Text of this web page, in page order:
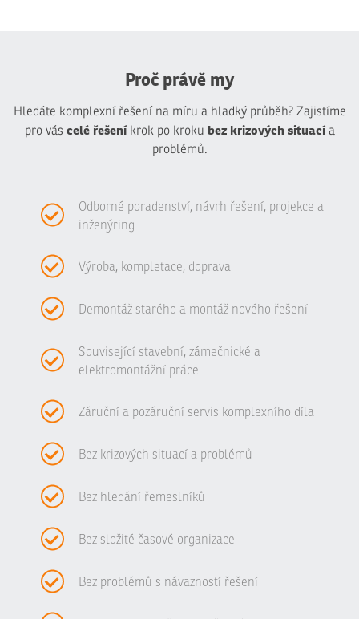
Proč právě my
Hledáte komplexní řešení na míru a hladký průběh? Zajistíme
pro vás celé řešeníkrok po kroku bez krizových situacía
problémů.
Odborné poradenství, návrh řešení, projekce a
inženýring
Výroba, kompletace, doprava
Demontáž starého a montáž nového řešení
Související stavební, zámečnické a
elektromontážní práce
Záruční a pozáruční servis komplexního díla
Bez krizových situací a problémů
Bez hledání řemeslníků
Bez složité časové organizace
Bez problémů s návazností řešení